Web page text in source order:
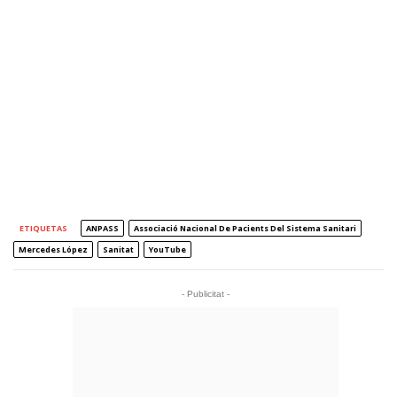
ETIQUETAS ANPASS
Associació Nacional De Pacients Del Sistema Sanitari
Mercedes López
Sanitat YouTube
- Publicitat -